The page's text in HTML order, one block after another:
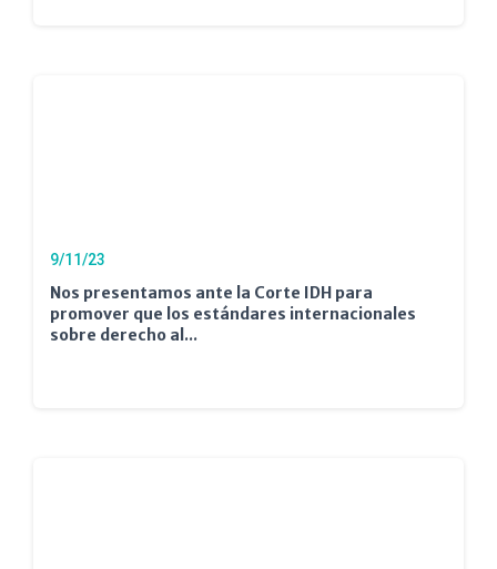
9/11/23
Nos presentamos ante la Corte IDH para
promover que los estándares internacionales
sobre derecho al...